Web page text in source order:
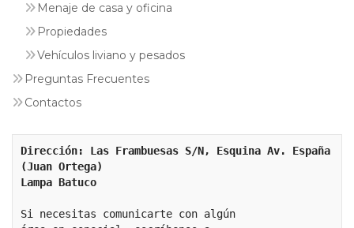
Menaje de casa y oficina
Propiedades
Vehículos liviano y pesados
Preguntas Frecuentes
Contactos
Dirección: Las Frambuesas S/N, Esquina Av. España
(Juan Ortega)
Lampa Batuco
Si necesitas comunicarte con algún